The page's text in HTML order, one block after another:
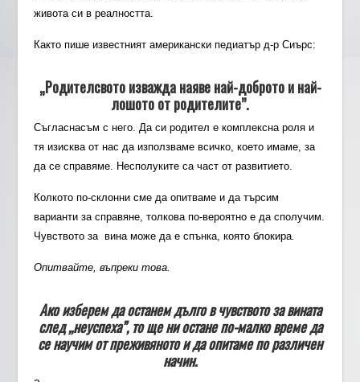
живота си в реалността.
Както пише известният американски педиатър д-р Сиърс:
„Родителсвото изважда наяве най-доброто и най-
лошото от родителите”.
Съгласнасъм с него. Да си родител е комплексна роля и
тя изисква от нас да използваме всичко, което имаме, за
да се справяме. Несполуките са част от развитието.
Колкото по-склонни сме да опитваме и да търсим
варианти за справяне, толкова по-вероятно е да сполучим.
Чувството за вина може да е спънка, която блокира.
Опитвайте,въпреки това.
Ако изберем да останем дълго в чувството за вината
след „неуспеха”, то ще ни остане по-малко време да
се научим от преживяното и да опитаме по различен
начин.